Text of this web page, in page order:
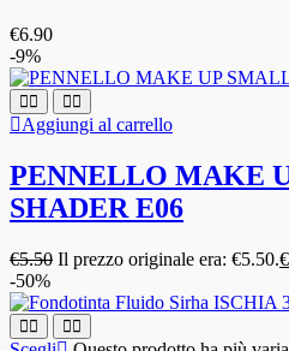
€6.90
-9%
Aggiungi al carrello
PENNELLO MAKE
SHADER E06
€5.50 Il prezzo originale era: €5.50.€
-50%